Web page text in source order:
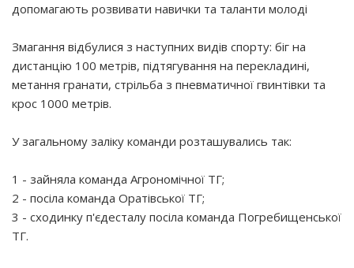
допомагають розвивати навички та таланти молоді
Змагання відбулися з наступних видів спорту: біг на
дистанцію 100 метрів, підтягування на перекладині,
метання гранати, стрільба з пневматичної гвинтівки та
крос 1000 метрів.
У загальному заліку команди розташувались так:
1 - зайняла команда Агрономічної ТГ;
2 - посіла команда Оратівської ТГ;
3 - сходинку п'єдесталу посіла команда Погребищенської
ТГ.